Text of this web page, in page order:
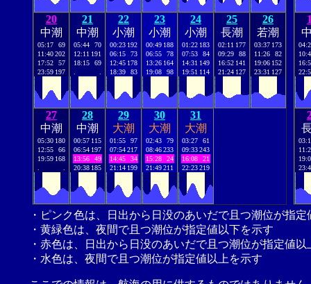
20
中潮
05:17
69
11:40202
17:52
57
23:59 197
21
中潮
05:44
70
12:11 191
18:15
69
22
小潮
00:23 192
06:15
73
12:45 178
18:39
83
23
小潮
00:49 188
06:55
78
13:26 164
19:08
98
24
小潮
01:22 183
07:53
84
14:31 149
19:51 114
25
長潮
02:11 177
09:29
88
16:52 141
21:24 127
26
若潮
03:37 173
11:26
82
19:06 152
23:31 127
27
中潮
05:30 180
12:55
66
19:59 168
28
中潮
00:57 115
06:54 197
13:56
49
20:38 185
29
大潮
01:55
97
07:54217
14:45
34
21:14 199
30
大潮
02:43
79
08:46233
15:28
24
21:49211
31
大潮
03:27
61
09:33243
16:08
21
22:23219
・ピンク色は、日出から日没のあいだで且つ潮位が指
・黄緑色は、夜間で且つ潮位が指定値以下を示す
・赤色は、日出から日没のあいだで且つ潮位が指定値以
・水色は、夜間で且つ潮位が指定値以上を示す